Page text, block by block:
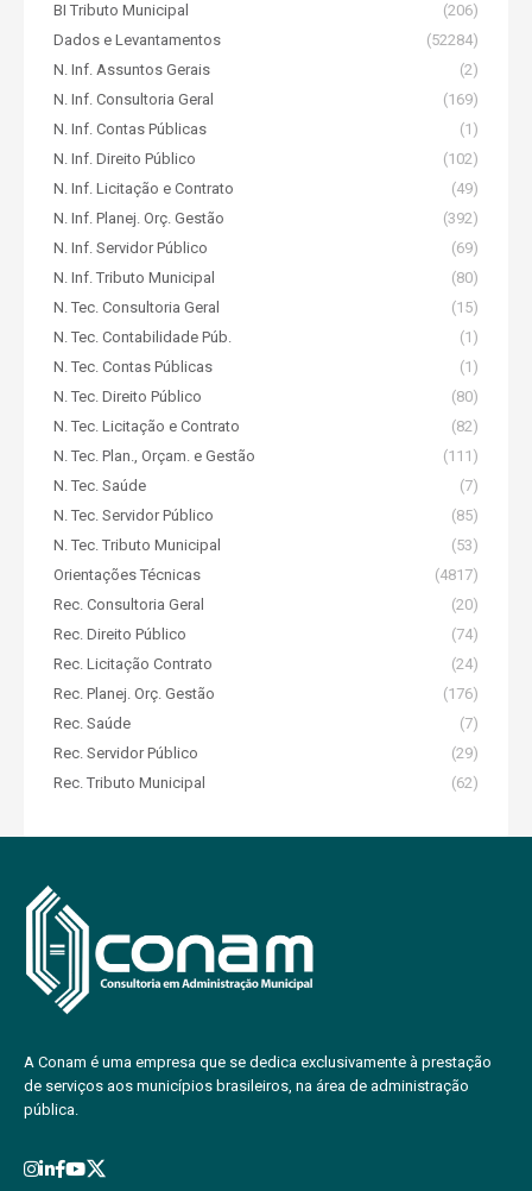
BI Tributo Municipal
(206)
Dados e Levantamentos
(52284)
N. Inf. Assuntos Gerais
(2)
N. Inf. Consultoria Geral
(169)
N. Inf. Contas Públicas
(1)
N. Inf. Direito Público
(102)
N. Inf. Licitação e Contrato
(49)
N. Inf. Planej. Orç. Gestão
(392)
N. Inf. Servidor Público
(69)
N. Inf. Tributo Municipal
(80)
N. Tec. Consultoria Geral
(15)
N. Tec. Contabilidade Púb.
(1)
N. Tec. Contas Públicas
(1)
N. Tec. Direito Público
(80)
N. Tec. Licitação e Contrato
(82)
N. Tec. Plan., Orçam. e Gestão
(111)
N. Tec. Saúde
(7)
N. Tec. Servidor Público
(85)
N. Tec. Tributo Municipal
(53)
Orientações Técnicas
(4817)
Rec. Consultoria Geral
(20)
Rec. Direito Público
(74)
Rec. Licitação Contrato
(24)
Rec. Planej. Orç. Gestão
(176)
Rec. Saúde
(7)
Rec. Servidor Público
(29)
Rec. Tributo Municipal
(62)
A Conam é uma empresa que se dedica exclusivamente à prestação
de serviços aos municípios brasileiros, na área de administração
pública.